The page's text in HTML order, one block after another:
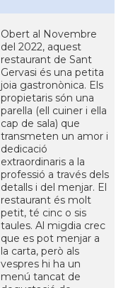
Obert al Novembre
del 2022, aquest
restaurant de Sant
Gervasi és una petita
joia gastronònica. Els
propietaris són una
parella (ell cuiner i ella
cap de sala) que
transmeten un amor i
dedicació
extraordinaris a la
professió a través dels
detalls i del menjar. El
restaurant és molt
petit, té cinc o sis
taules. Al migdia crec
que es pot menjar a
la carta, però als
vespres hi ha un
menú tancat de